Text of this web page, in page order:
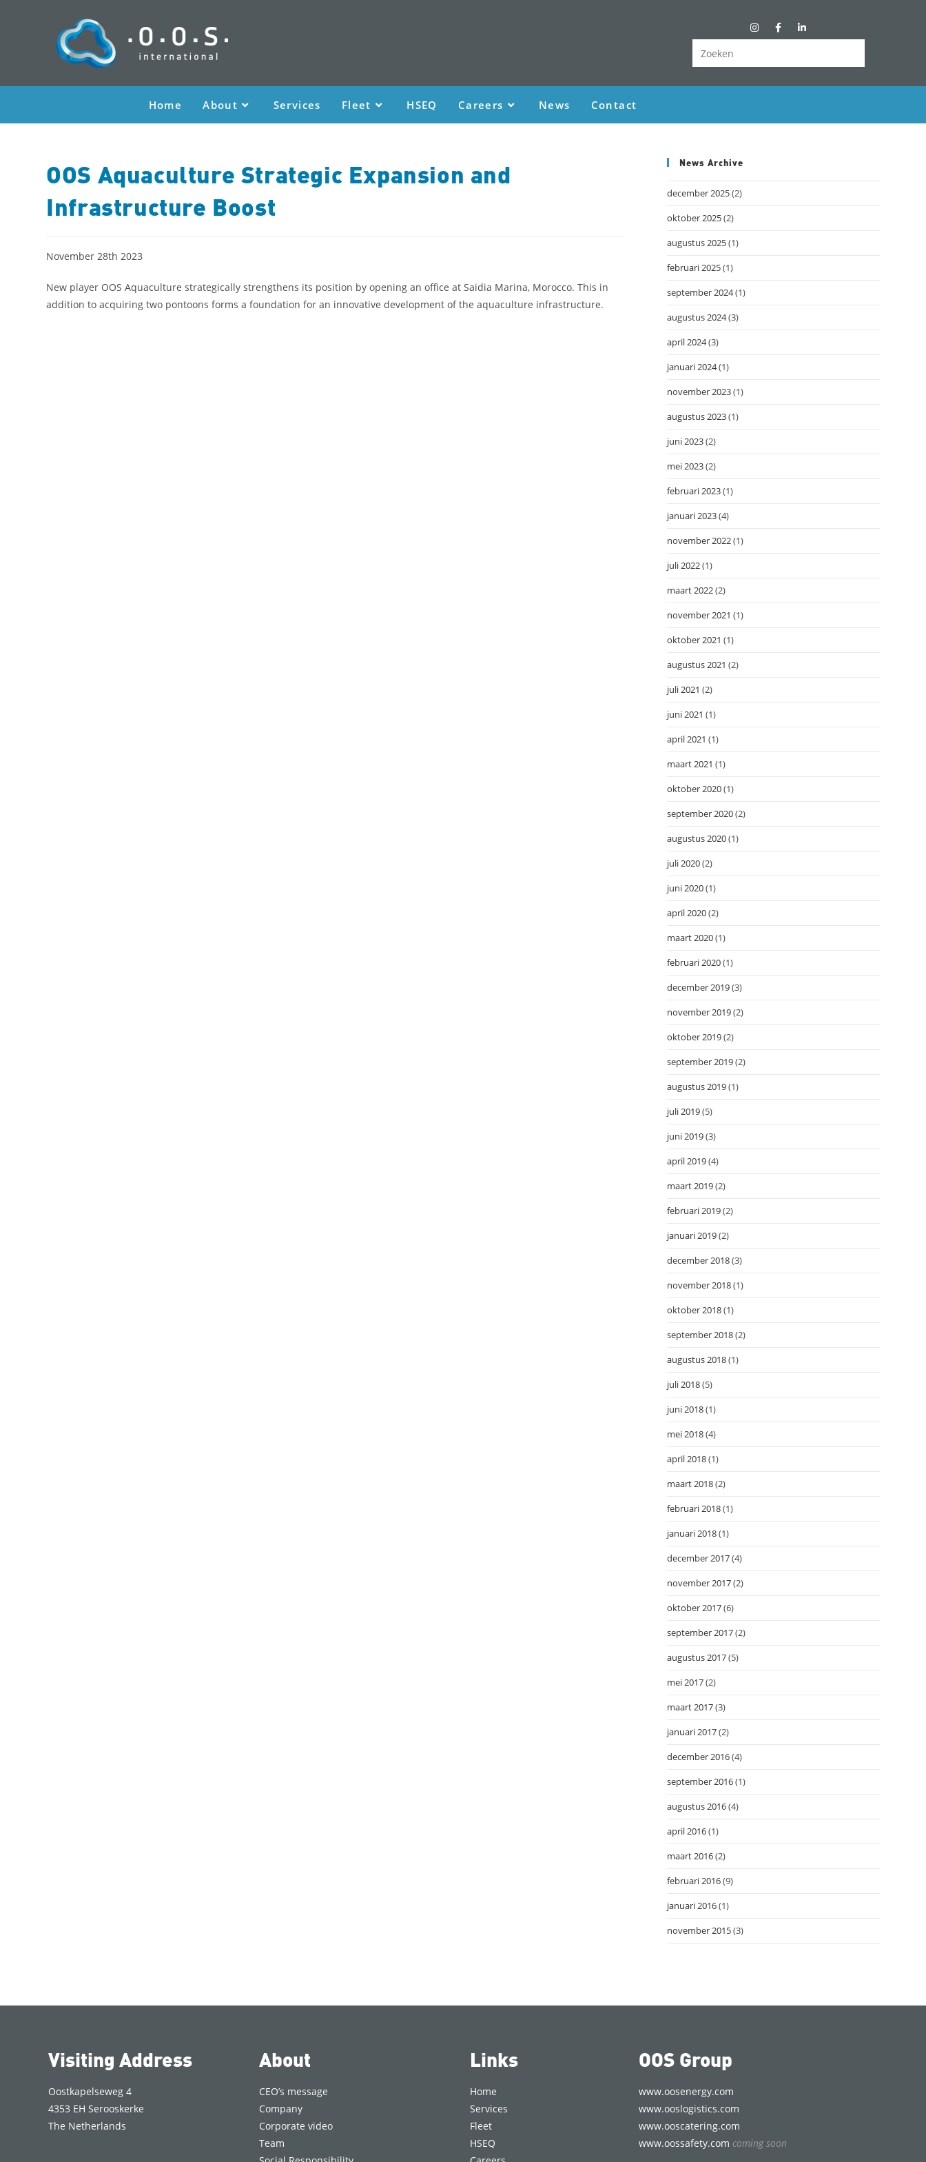
Home About Services Fleet HSEQ Careers News Contact
OOS Aquaculture Strategic Expansion and
Infrastructure Boost
November 28th 2023
New player OOS Aquaculture strategically strengthens its position by opening an office at Saidia Marina, Morocco. This in
addition to acquiring two pontoons forms a foundation for an innovative development of the aquaculture infrastructure.
News Archive
december 2025(2)
oktober 2025(2)
augustus 2025(1)
februari 2025(1)
september 2024(1)
augustus 2024(3)
april 2024(3)
januari 2024(1)
november 2023(1)
augustus 2023(1)
juni 2023(2)
mei 2023(2)
februari 2023(1)
januari 2023(4)
november 2022(1)
juli 2022(1)
maart 2022(2)
november 2021 (1)
oktober 2021 (1)
augustus 2021 (2)
juli 2021 (2)
juni 2021 (1)
april 2021 (1)
maart 2021 (1)
oktober 2020(1)
september 2020(2)
augustus 2020(1)
juli 2020(2)
juni 2020(1)
april 2020(2)
maart 2020(1)
februari 2020(1)
december 2019(3)
november 2019(2)
oktober 2019(2)
september 2019(2)
augustus 2019(1)
juli 2019(5)
juni 2019(3)
april 2019(4)
maart 2019(2)
februari 2019(2)
januari 2019(2)
december 2018(3)
november 2018(1)
oktober 2018(1)
september 2018(2)
augustus 2018(1)
juli 2018(5)
juni 2018(1)
mei 2018(4)
april 2018(1)
maart 2018(2)
februari 2018(1)
januari 2018(1)
december 2017(4)
november 2017(2)
oktober 2017(6)
september 2017(2)
augustus 2017(5)
mei 2017(2)
maart 2017(3)
januari 2017(2)
december 2016(4)
september 2016(1)
augustus 2016(4)
april 2016(1)
maart 2016(2)
februari 2016(9)
januari 2016(1)
november 2015(3)
Visiting Address
Oostkapelseweg 4
4353 EH Serooskerke
The Netherlands
About
CEO’s message
Company
Corporate video
Team
Links
Home
Services
Fleet
HSEQ
OOS Group
www.oosenergy.com
www.ooslogistics.com
www.ooscatering.com
www.oossafety.com coming soon